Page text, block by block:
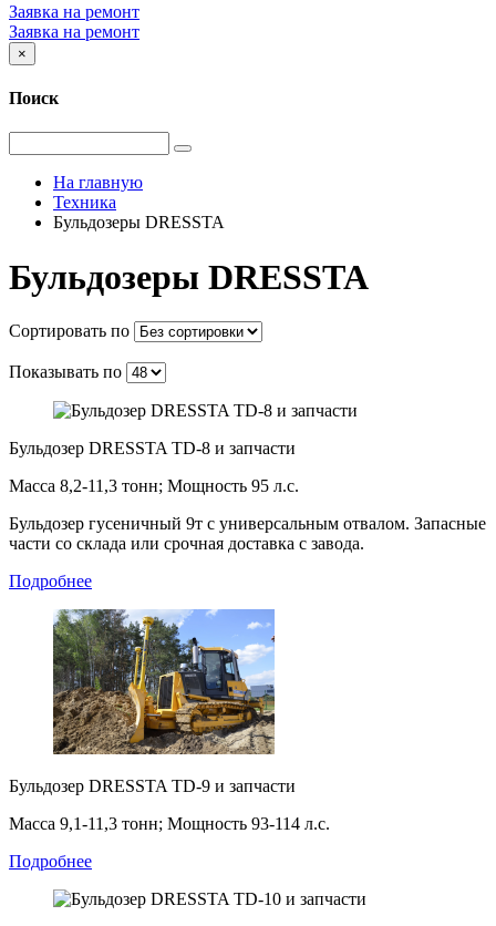
Заявка на ремонт
Заявка на ремонт
×
Поиск
На главную
Техника
Бульдозеры DRESSTA
Бульдозеры DRESSTA
Сортировать по
Показывать по
Бульдозер DRESSTA TD-8 и запчасти
Масса 8,2-11,3 тонн; Мощность 95 л.с.
Бульдозер гусеничный 9т с универсальным отвалом. Запасные
части со склада или срочная доставка с завода.
Подробнее
Бульдозер DRESSTA TD-9 и запчасти
Масса 9,1-11,3 тонн; Мощность 93-114 л.с.
Подробнее